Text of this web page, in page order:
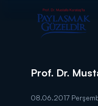
Prof. Dr.
08.06.2017